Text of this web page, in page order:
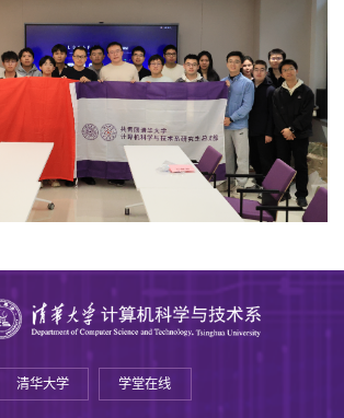
清华大学 学堂在线